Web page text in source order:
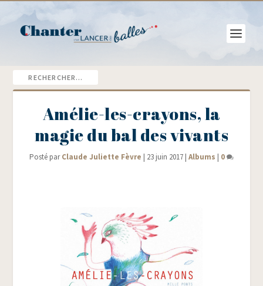
Amélie-les-crayons, la
magie du bal des vivants
Posté parClaude Juliette Fèvre | 23 juin 2017 | Albums | 0